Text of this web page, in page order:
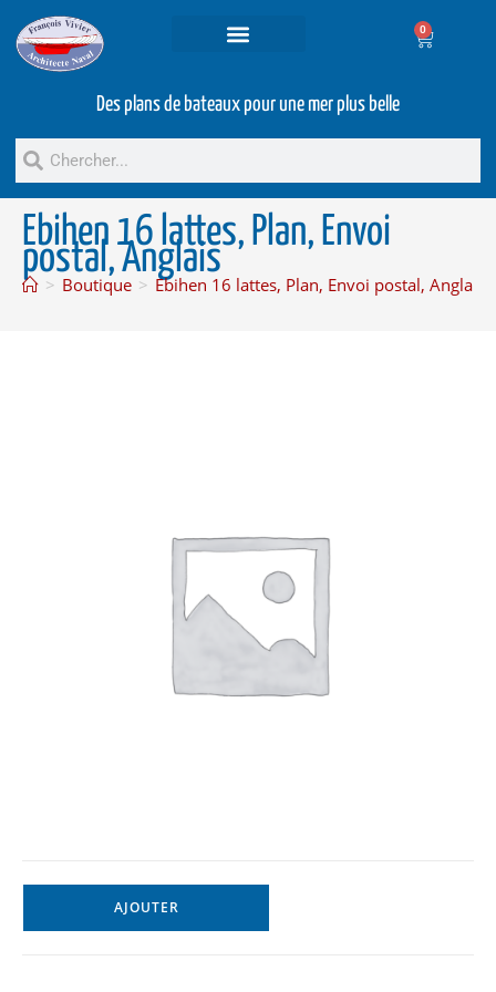
0
Des plans de bateaux pour une mer plus belle
Ebihen 16 lattes, Plan, Envoi
postal, Anglais
> Boutique > Ebihen 16 lattes, Plan, Envoi postal, Anglais
AJOUTER